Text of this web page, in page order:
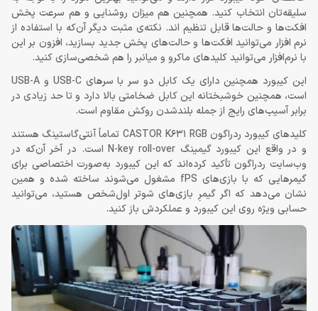
سلیقه‌تان انتخاب کنید. همچنین هم میزان روشنایی و هم سرعت پخش
افکت‌ها و حالت‌ها قابل تنظیم اند. نکته‌ی مثبت دیگر آن‌که با استفاده از
نرم افزار می‌توانید افکت‌ها و حالت‌های پخش جدید بسازید، افزون بر این
با نرم‌افزار می‌توانید کلیدهای ماکرو و میانبر را هم شخصی‌سازی کنید.
این کیبورد همچنین دارای یک کابل دو سر با سرهای USB-C و USB-A
است، همچنین خوشبختانه این کابل ضخامتی بالا دارد و تا حد زیادی در
برابر آسیب‌های رایج از جمله بلندشدن روکش مقاوم است.
کلیدهای کیبورد ردراگون CASTOR K631 RGB تماماً آنتی‌گاستینگ هستند
و در واقع این کیبورد گیمینگ N-key roll-over است. در آخر آن‌که در
وب‌سایت ردراگون تأکید کرده‌اند که این کیبورد به‌صورت اختصاصی برای
گیمرهایی که با بازی‌های fPS مشغول می‌شوند ساخته شده و همین
نشان می‌دهد که اگر گیمرِ بازی‌های شوتر اول‌شخص هستید، می‌توانید
حسابی ویژه روی این کیبورد و عملکردش باز کنید.